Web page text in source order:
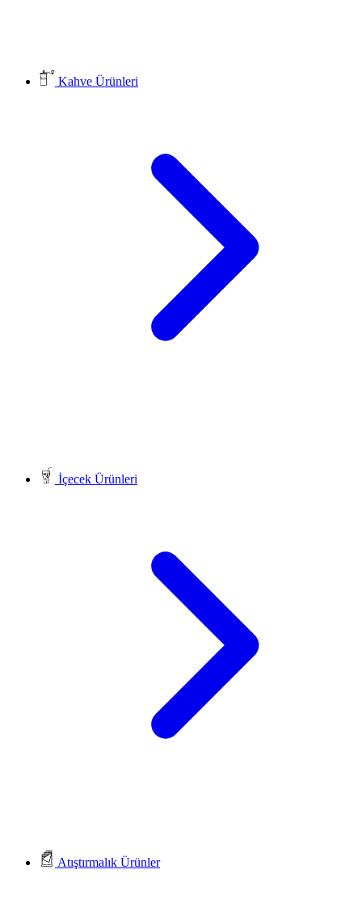
Kahve Ürünleri
İçecek Ürünleri
Atıştırmalık Ürünler